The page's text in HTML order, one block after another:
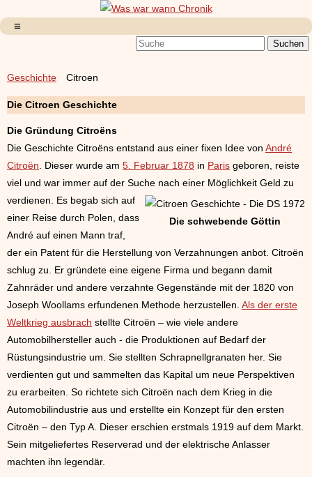
Geschichte Citroen
Die Citroen Geschichte
Die Gründung Citroëns
Die Geschichte Citroëns entstand aus einer fixen Idee von André
Citroën . Dieser wurde am 5. Februar 1878 in Paris geboren, reiste
viel und war immer auf der Suche nach einer Möglichkeit
Die schwebende Göttin
Geld zu
verdienen. Es begab sich auf
einer Reise durch Polen, dass
André auf einen Mann traf,
der ein Patent für die Herstellung von Verzahnungen anbot. Citroën
schlug zu. Er gründete eine eigene Firma und begann damit
Zahnräder und andere verzahnte Gegenstände mit der 1820 von
Joseph Woollams erfundenen Methode herzustellen. Als der erste
Weltkrieg ausbrach stellte Citroën – wie viele andere
Automobilhersteller auch - die Produktionen auf Bedarf der
Rüstungsindustrie um. Sie stellten Schrapnellgranaten her. Sie
verdienten gut und sammelten das Kapital um neue Perspektiven
zu erarbeiten. So richtete sich Citroën nach dem Krieg in die
Automobilindustrie aus und erstellte ein Konzept für den ersten
Citroën – den Typ A. Dieser erschien erstmals 1919 auf dem Markt.
Sein mitgeliefertes Reserverad und der elektrische Anlasser
machten ihn legendär.